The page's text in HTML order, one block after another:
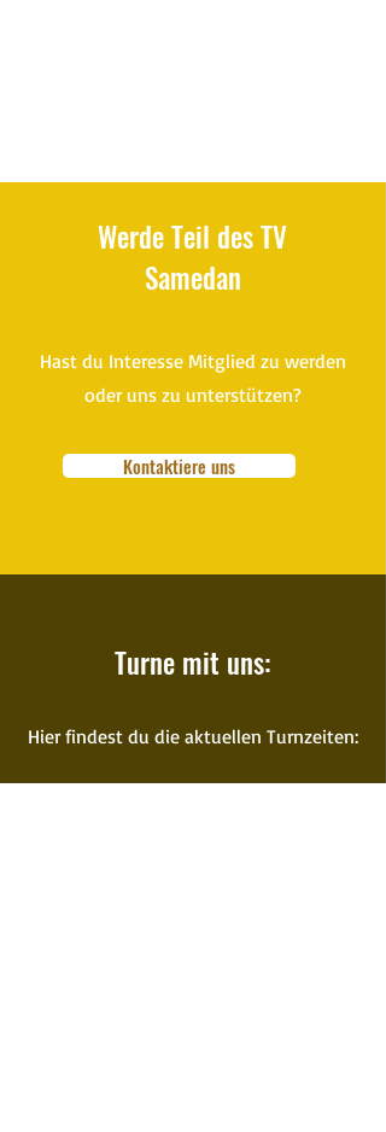
Werde Teil des TV
Samedan
Hast du Interesse Mitglied zu werden
oder uns zu unterstützen?
Kontaktiere uns
Turne mit uns:
Hier findest du die aktuellen Turnzeiten: